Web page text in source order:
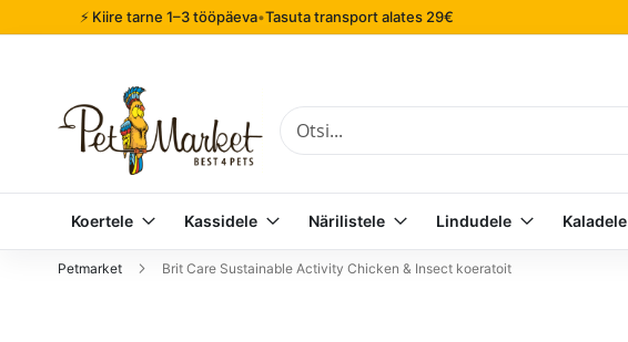
⚡ Kiire tarne 1–3 tööpäeva•Tasuta transport alates 29€
Otsi
Koertele Kassidele Närilistele Lindudele Kaladele
Petmarket Brit Care Sustainable Activity Chicken & Insect koeratoit